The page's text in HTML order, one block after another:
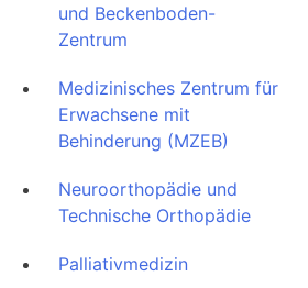
und Beckenboden-
Zentrum
Medizinisches Zentrum für
Erwachsene mit
Behinderung (MZEB)
Neuroorthopädie und
Technische Orthopädie
Palliativmedizin